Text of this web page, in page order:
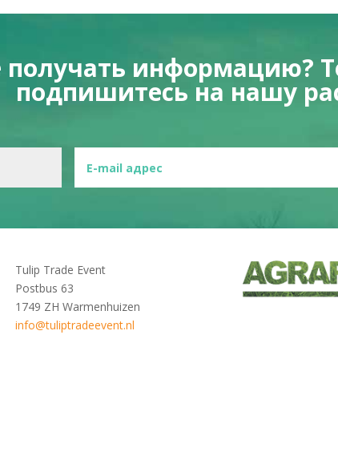
получать информацию?
подпишитесь на нашу
Tulip Trade Event
Postbus 63
1749 ZH Warmenhuizen
info@tuliptradeevent.nl